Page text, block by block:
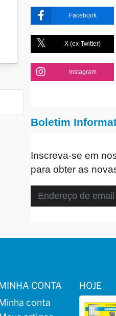
Facebook
X (ex-Twitter)
Instagram
Boletim
Inscreva-se em
para obter as
CONTA
conta
HOJE